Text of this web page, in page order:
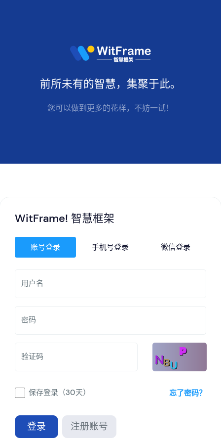
前所未有的智慧，集聚于此。
您可以做到更多的花样，不妨一试！
WitFrame! 智慧框架
账号登录 手机号登录 微信登录
用户名
密码
验证码
保存登录（30天） 忘了密码？
登录 注册账号